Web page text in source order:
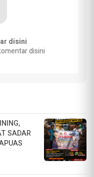
disini
disini
SADAR